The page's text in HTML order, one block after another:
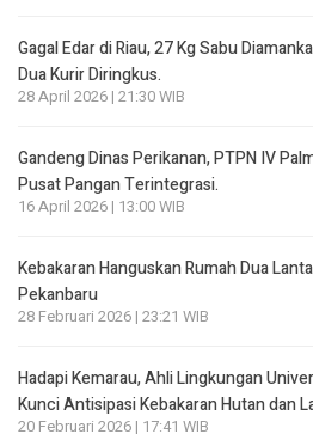
Gagal Edar di Riau, 27 Kg Sabu
Dua Kurir Diringkus.
28 April 2026 | 21:30 WIB
Gandeng Dinas Perikanan, PTPN IV
Pusat Pangan Terintegrasi.
16 April 2026 | 13:00 WIB
Kebakaran Hanguskan Rumah Dua
Pekanbaru
28 Februari 2026 | 23:21 WIB
Hadapi Kemarau, Ahli Lingkungan
Kunci Antisipasi Kebakaran Hutan dan
20 Februari 2026 | 17:41 WIB